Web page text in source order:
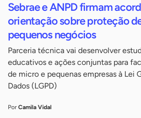
Sebrae e ANPD firmam
orientação sobre proteção
pequenos negócios
Parceria técnica vai desenvolver
educativos e ações conjuntas para
de micro e pequenas empresas à Lei
Dados (LGPD)
Por Camila Vidal